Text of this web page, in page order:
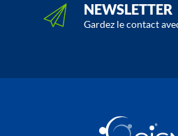
NEWSLETTER
Gardez le contact